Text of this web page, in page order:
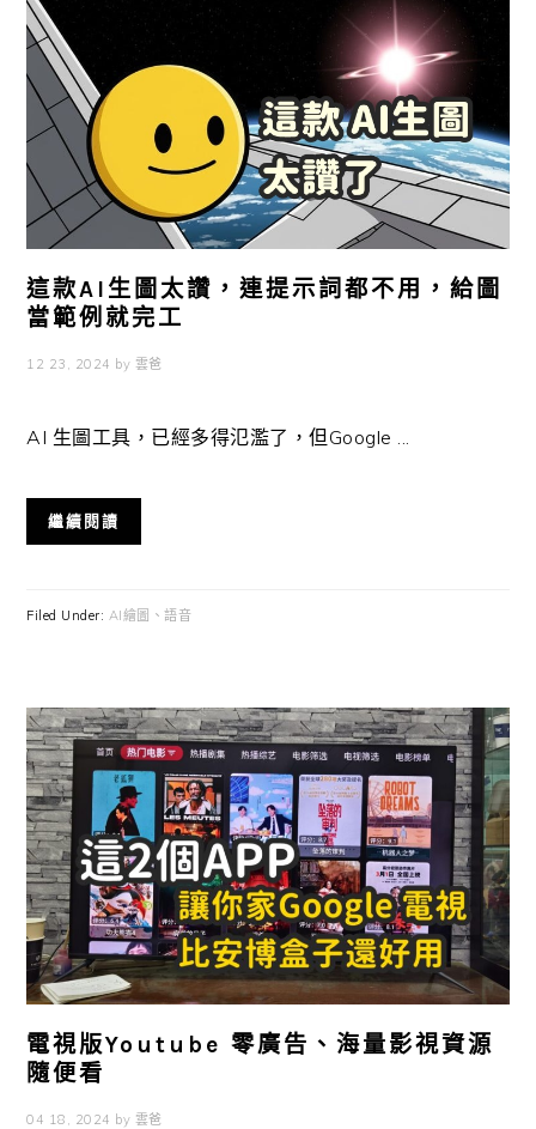
這款AI生圖太讚，連提示詞都不用，給圖
當範例就完工
12 23, 2024 by 雲爸
AI 生圖工具，已經多得氾濫了，但Google ...
繼續閱讀
Filed Under: AI繪圖、語音
電視版Youtube 零廣告、海量影視資源
隨便看
04 18, 2024 by 雲爸